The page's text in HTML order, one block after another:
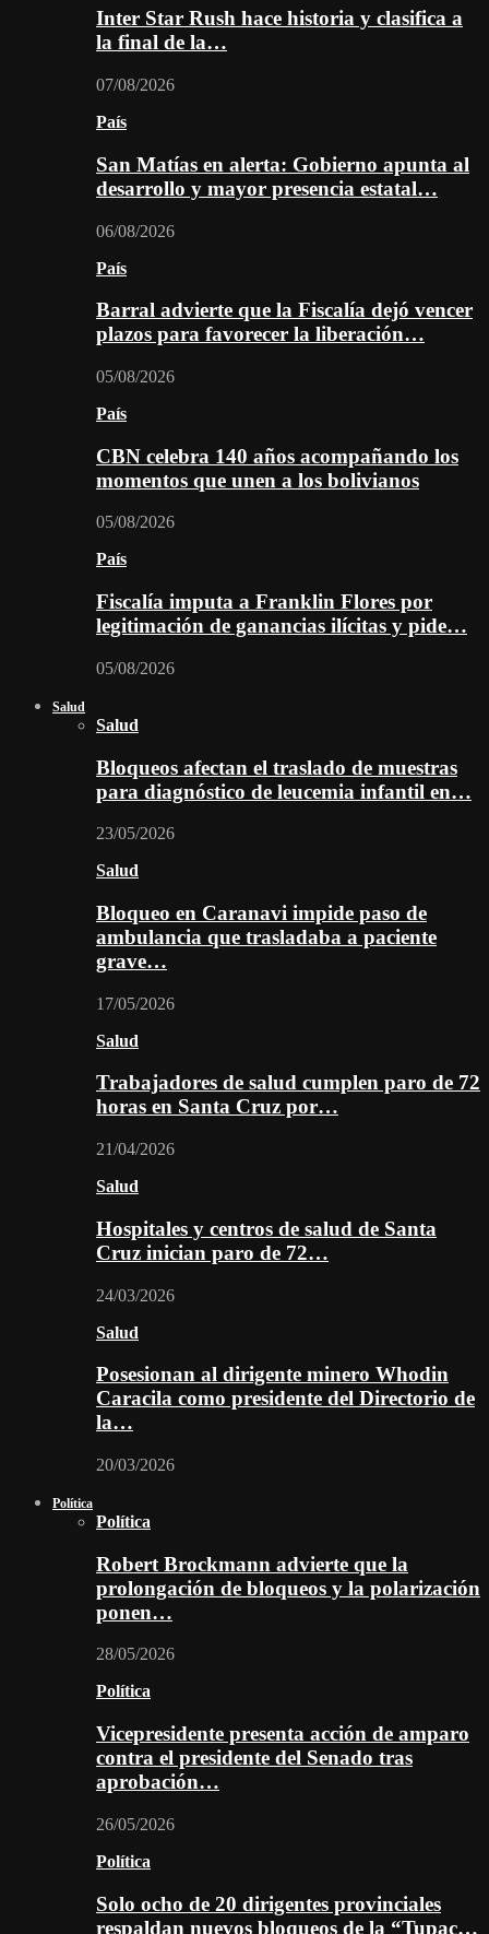
Inter Star Rush hace historia y clasifica a
la final de la…
07/08/2026
País
San Matías en alerta: Gobierno apunta al
desarrollo y mayor presencia estatal…
06/08/2026
País
Barral advierte que la Fiscalía dejó vencer
plazos para favorecer la liberación…
05/08/2026
País
CBN celebra 140 años acompañando los
momentos que unen a los bolivianos
05/08/2026
País
Fiscalía imputa a Franklin Flores por
legitimación de ganancias ilícitas y pide…
05/08/2026
Salud
Salud
Bloqueos afectan el traslado de muestras
para diagnóstico de leucemia infantil en…
23/05/2026
Salud
Bloqueo en Caranavi impide paso de
ambulancia que trasladaba a paciente
grave…
17/05/2026
Salud
Trabajadores de salud cumplen paro de 72
horas en Santa Cruz por…
21/04/2026
Salud
Hospitales y centros de salud de Santa
Cruz inician paro de 72…
24/03/2026
Salud
Posesionan al dirigente minero Whodin
Caracila como presidente del Directorio de
la…
20/03/2026
Política
Política
Robert Brockmann advierte que la
prolongación de bloqueos y la polarización
ponen…
28/05/2026
Política
Vicepresidente presenta acción de amparo
contra el presidente del Senado tras
aprobación…
26/05/2026
Política
Solo ocho de 20 dirigentes provinciales
respaldan nuevos bloqueos de la “Tupac…